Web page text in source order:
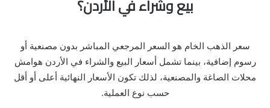
بيع وشراء في الأردن؟
سعر الذهب الخام هو السعر المرجعي المباشر بدون مصنعية أو
رسوم إضافية، بينما تشمل أسعار البيع والشراء في الأردن هوامش
محلات الصاغة والمصنعية، لذلك تكون الأسعار النهائية أعلى أو أقل
حسب نوع العملية.